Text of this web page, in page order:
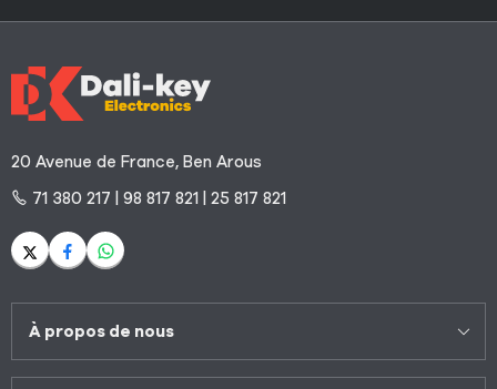
20 Avenue de France, Ben Arous
71 380 217 | 98 817 821 | 25 817 821
À propos de nous